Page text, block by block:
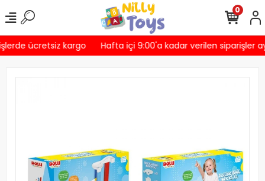
ücretsiz kargo Hafta içi 9:00'a kadar verilen siparişler
0